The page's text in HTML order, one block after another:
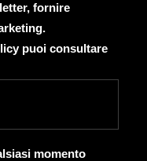
fornire
puoi consultare
momento